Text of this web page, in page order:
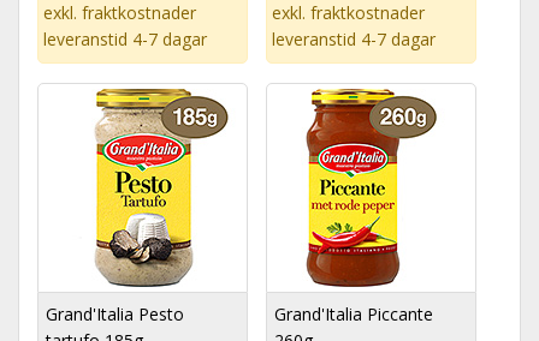
exkl. fraktkostnader
leveranstid 4-7 dagar
exkl. fraktkostnader
leveranstid 4-7 dagar
Grand'Italia Pesto
Grand'Italia Piccante